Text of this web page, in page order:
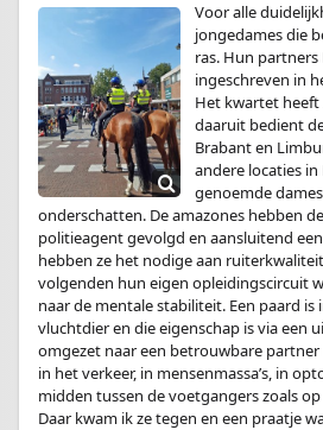
Voor alle
jongedames die
ras. Hun partners
ingeschreven in
Het kwartet heeft
daaruit bedient
Brabant en
andere locaties in
genoemde
onderschatten. De amazones hebben
politieagent gevolgd en aansluitend
hebben ze het nodige aan
volgenden hun eigen opleidingscircuit
naar de mentale stabiliteit. Een paard is
vluchtdier en die eigenschap is via een
omgezet naar een betrouwbare
in het verkeer, in mensenmassa’s, in
midden tussen de voetgangers zoals
Daar kwam ik ze tegen en een praatje